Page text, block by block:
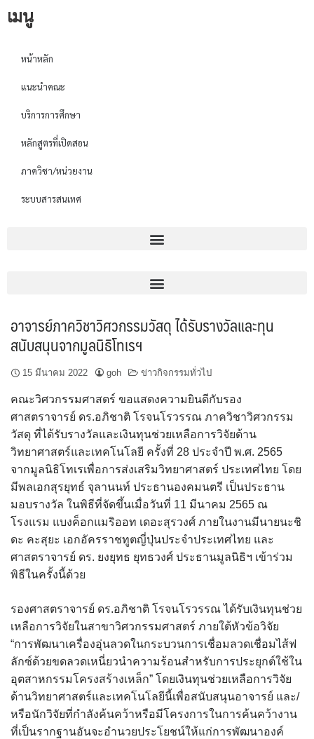
เมนู
หน้าหลัก
แนะนำคณะ
บริการการศึกษา
หลักสูตรที่เปิดสอน
ภาควิชา/หน่วยงาน
ระบบสารสนเทศ
อาจารย์ภาควิชาวิศวกรรมวัสดุ ได้รับรางวัลและทุน
สนับสนุนจากมูลนิธิโทเรฯ
15 มีนาคม 2022 goh ข่าวกิจกรรมทั่วไป
คณะวิศวกรรมศาสตร์ ขอแสดงความยินดีกับรอง
ศาสตราจารย์ ดร.อภิชาติ โรจนโรวรรณ ภาควิชาวิศวกรรม
วัสดุ ที่ได้รับรางวัลและเงินทุนช่วยเหลือการวิจัยด้าน
วิทยาศาสตร์และเทคโนโลยี ครั้งที่ 28 ประจำปี พ.ศ. 2565
จากมูลนิธิโทเรเพื่อการส่งเสริมวิทยาศาสตร์ ประเทศไทย โดย
มีพลเอกสุรยุทธ์ จุลานนท์ ประธานองคมนตรี เป็นประธาน
มอบรางวัล ในพิธีที่จัดขึ้นเมื่อวันที่ 11 มีนาคม 2565 ณ
โรงแรม แบงค็อกแมริออท เดอะสุรวงศ์ ภายในงานมีนายนะชิ
ดะ คะสุยะ เอกอัครราชทูตญี่ปุ่นประจำประเทศไทย และ
ศาสตราจารย์ ดร. ยงยุทธ ยุทธวงศ์ ประธานมูลนิธิฯ เข้าร่วม
พิธีในครั้งนี้ด้วย
รองศาสตราจารย์ ดร.อภิชาติ โรจนโรวรรณ ได้รับเงินทุนช่วย
เหลือการวิจัยในสาขาวิศวกรรมศาสตร์ ภายใต้หัวข้อวิจัย
“การพัฒนาเครื่องอุ่นลวดในกระบวนการเชื่อมลวดเชื่อมไส้ฟ
ลักซ์ด้วยขดลวดเหนี่ยวนำความร้อนสำหรับการประยุกต์ใช้ใน
อุตสาหกรรมโครงสร้างเหล็ก” โดยเงินทุนช่วยเหลือการวิจัย
ด้านวิทยาศาสตร์และเทคโนโลยีนี้เพื่อสนับสนุนอาจารย์ และ/
หรือนักวิจัยที่กำลังค้นคว้าหรือมีโครงการในการค้นคว้างาน
ที่เป็นรากฐานอันจะอำนวยประโยชน์ให้แก่การพัฒนาองค์